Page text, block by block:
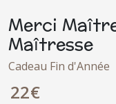
Merci
Maîtresse
Cadeau Fin d'Année
22€